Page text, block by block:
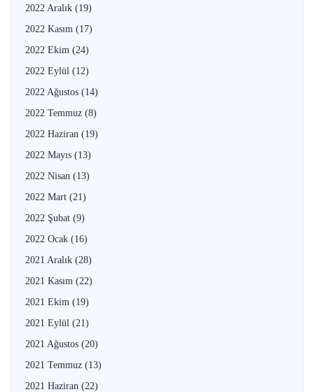
2022 Aralık (19)
2022 Kasım (17)
2022 Ekim (24)
2022 Eylül (12)
2022 Ağustos (14)
2022 Temmuz (8)
2022 Haziran (19)
2022 Mayıs (13)
2022 Nisan (13)
2022 Mart (21)
2022 Şubat (9)
2022 Ocak (16)
2021 Aralık (28)
2021 Kasım (22)
2021 Ekim (19)
2021 Eylül (21)
2021 Ağustos (20)
2021 Temmuz (13)
2021 Haziran (22)